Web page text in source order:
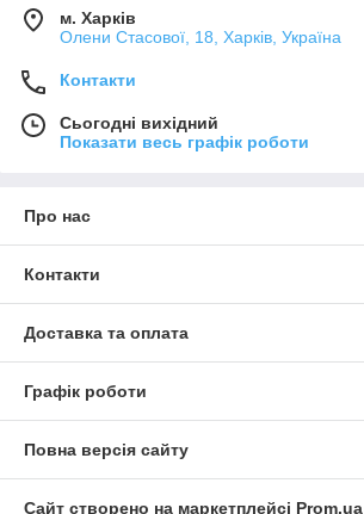
м. Харків
Олени Стасової, 18, Харків, Україна
Контакти
Сьогодні вихідний
Показати весь графік роботи
Про нас
Контакти
Доставка та оплата
Графік роботи
Повна версія сайту
Сайт створено на маркетплейсі Prom.ua